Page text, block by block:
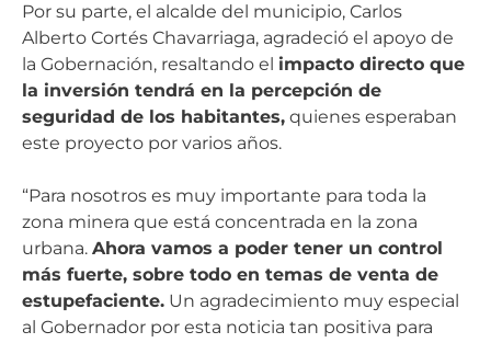
Por su parte, el alcalde del municipio, Carlos
Alberto Cortés Chavarriaga, agradeció el apoyo de
la Gobernación, resaltando el impacto directo que
la inversión tendrá en la percepción de
seguridad de los habitantes, quienes esperaban
este proyecto por varios años.
“Para nosotros es muy importante para toda la
zona minera que está concentrada en la zona
urbana. Ahora vamos a poder tener un control
más fuerte, sobre todo en temas de venta de
estupefaciente. Un agradecimiento muy especial
al Gobernador por esta noticia tan positiva para